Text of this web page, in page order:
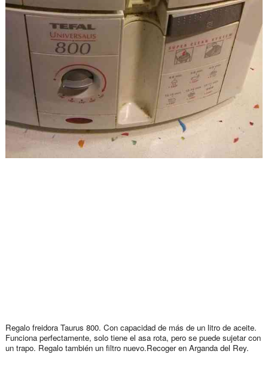
Regalo freidora Taurus 800. Con capacidad de más de un litro de aceite.
Funciona perfectamente, solo tiene el asa rota, pero se puede sujetar con
un trapo. Regalo también un filtro nuevo.Recoger en Arganda del Rey.